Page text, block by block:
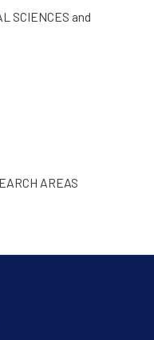
SCIENCES and
AREAS